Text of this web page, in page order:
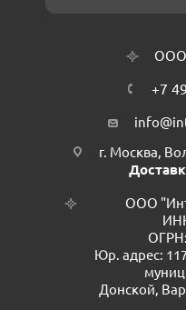
ООО
+7
г. Москва,
ООО
ОГРН:
Юр. адрес:
Донской,